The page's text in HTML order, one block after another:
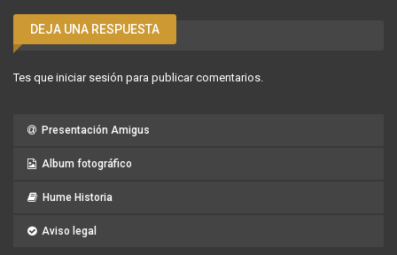
DEJA UNA RESPUESTA
Tes que iniciar sesión para publicar comentarios.
Presentación Amigus
Album fotográfico
Hume Historia
Aviso legal